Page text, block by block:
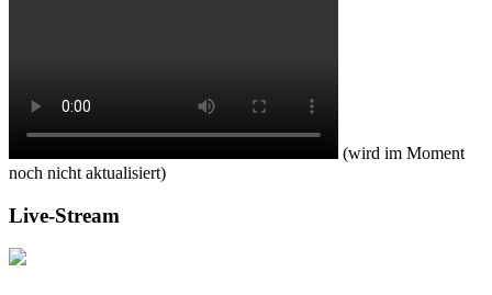
(wird im Moment
noch nicht aktualisiert)
Live-Stream